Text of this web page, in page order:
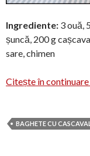
Ingrediente: 3 ouă,
șuncă, 200 g
sare, chimen
Citește în continuare
BAGHETE CU